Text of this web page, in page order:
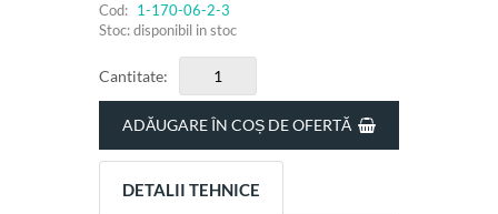
Cod: 1-170-06-2-3
Stoc: disponibil in stoc
Cantitate:
DETALII TEHNICE